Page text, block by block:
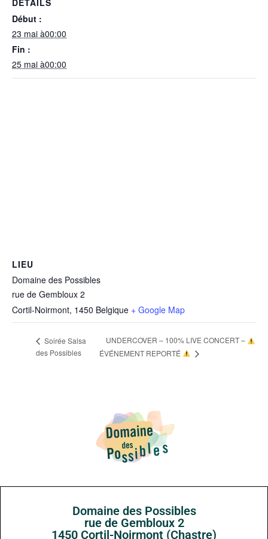
DÉTAILS
Début :
23 mai à00:00
Fin :
25 mai à00:00
LIEU
Domaine des Possibles
rue de Gembloux 2
Cortil-Noirmont, 1450 Belgique + Google Map
Soirée Salsa
des Possibles
UNDERCOVER – 100% LIVE CONCERT –
ÉVÉNEMENT REPORTÉ
Domaine des Possibles
rue de Gembloux 2
1450 Cortil-Noirmont (Chastre)